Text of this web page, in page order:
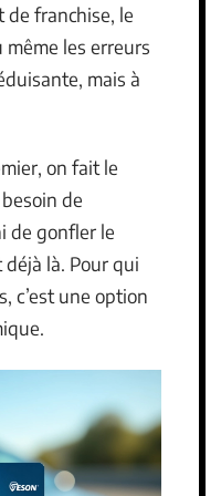
de franchise, le
même les erreurs
mais à
on fait le
de
de gonfler le
là. Pour qui
c’est une option